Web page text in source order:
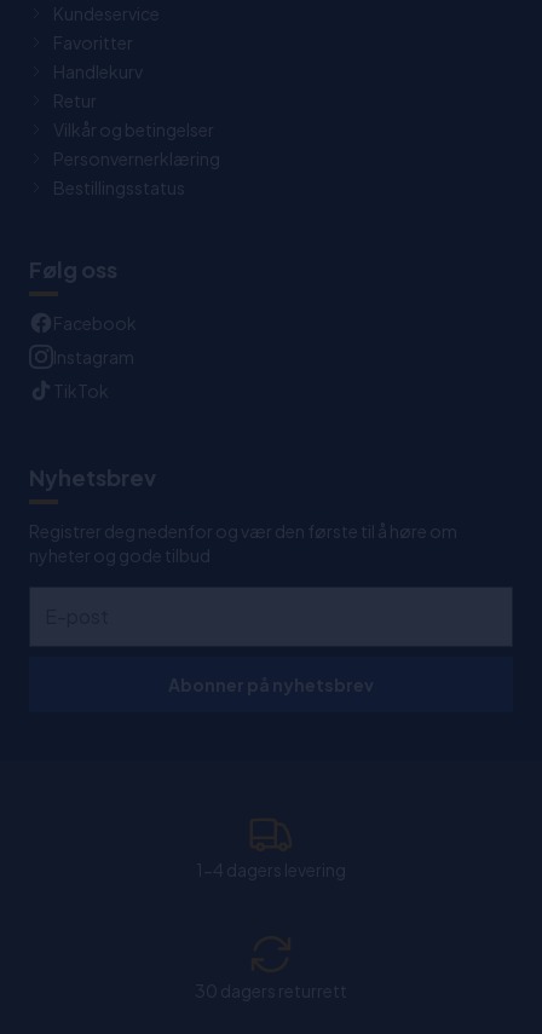
Kundeservice
Favoritter
Handlekurv
Retur
Vilkår og betingelser
Personvernerklæring
Bestillingsstatus
Følg oss
Facebook
Instagram
TikTok
Nyhetsbrev
Registrer deg nedenfor og vær den første til å høre om
nyheter og gode tilbud